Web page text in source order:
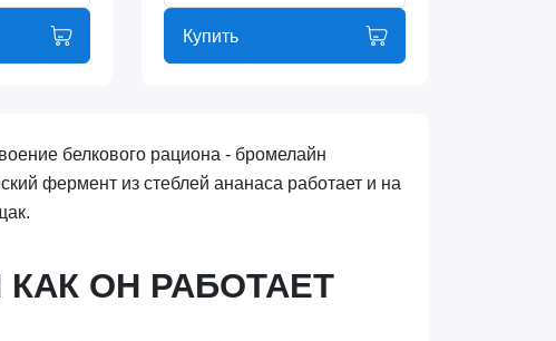
Купить
белкового рациона - бромелайн
фермент из стеблей ананаса работает и на
ОН РАБОТАЕТ